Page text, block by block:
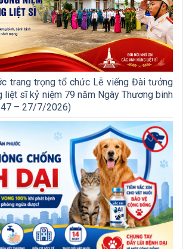
trang trọng tổ chức Lễ viếng Đài tưởng
liệt sĩ kỷ niệm 79 năm Ngày Thương binh
– 27/7/2026)